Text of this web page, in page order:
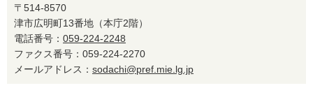
〒514-8570
津市広明町13番地（本庁2階）
電話番号： 059-224-2248
ファクス番号：059-224-2270
メールアドレス： sodachi@pref.mie.lg.jp